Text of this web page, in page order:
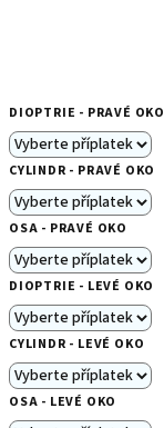
DIOPTRIE - PRAVÉ OKO
CYLINDR - PRAVÉ OKO
OSA - PRAVÉ OKO
DIOPTRIE - LEVÉ OKO
CYLINDR - LEVÉ OKO
OSA - LEVÉ OKO